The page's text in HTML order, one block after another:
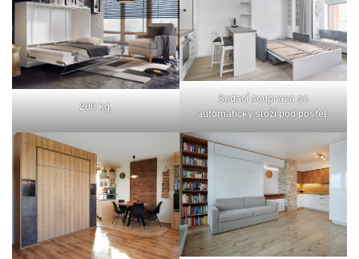
200 kg.
sedací souprava se
automaticky složí pod postel.